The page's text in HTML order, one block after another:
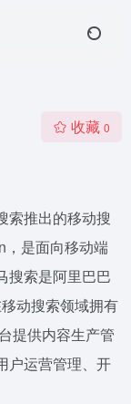
收藏 0
索推出的移动搜
，是面向移动端
搜索是阿里巴巴
动搜索领域拥有
提供内容生产管
户运营管理、开